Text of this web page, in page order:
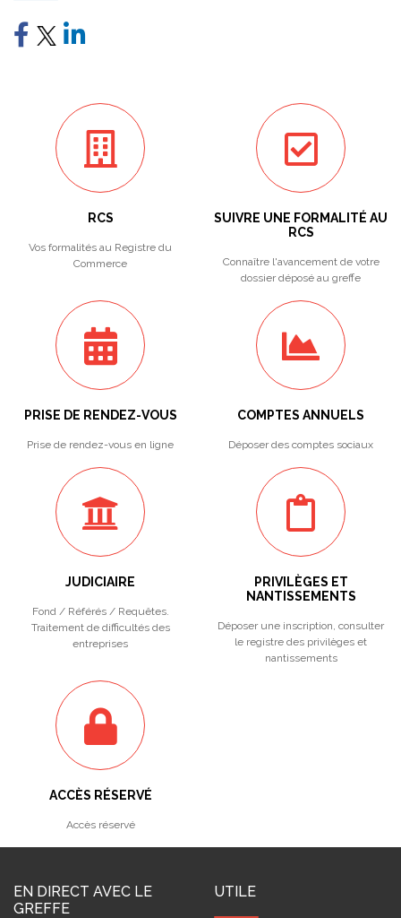
RCS
Vos formalités au Registre du
Commerce
SUIVRE UNE FORMALITÉ AU
RCS
Connaître l'avancement de votre
dossier déposé au greffe
PRISE DE RENDEZ-VOUS
Prise de rendez-vous en ligne
COMPTES ANNUELS
Déposer des comptes sociaux
JUDICIAIRE
Fond / Référés / Requêtes.
Traitement de difficultés des
entreprises
PRIVILÈGES ET
NANTISSEMENTS
Déposer une inscription, consulter
le registre des privilèges et
nantissements
ACCÈS RÉSERVÉ
Accès réservé
EN DIRECT AVEC LE
GREFFE
UTILE